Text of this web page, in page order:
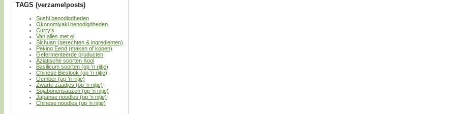
TAGS (verzamelposts)
Sushi benodigdheden
Okonomiyaki benodigdheden
Curry’s
Van alles met ei
Sichuan (gerechten & ingredienten)
Peking Eend (maken of kopen)
Gefermenteerde producten
Aziatische soorten Kool
Basilicum soorten (op ’n rijtje)
Chinese Bieslook (op ’n rijtje)
Gember (op ’n rijtje)
Zwarte zaadjes (op ’n rijtje)
Sojabonensauzen (op ’n rijtje)
Japanse noodles (op ’n rijtje)
Chinese noodles (op ’n rijtje)